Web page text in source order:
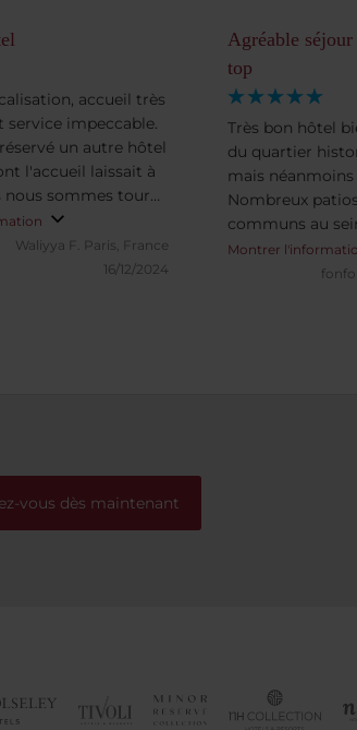
accueil très
service impeccable.
un autre hôtel
l'accueil laissait à
nous sommes tourné
et nous avons eu
venions pour notre
la période étant
l'aise. Merci à toute
Waliyya F.
Paris, France
16/12/2024
Agréable
top
Très bon hôtel
du quartier
mais néanmoins
Nombreux
communs au
Montrer
vous dès maintenant